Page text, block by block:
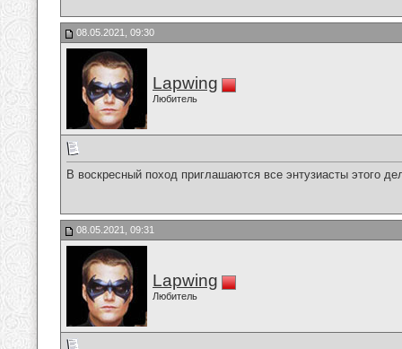
08.05.2021, 09:30
Lapwing
Любитель
В воскресный поход приглашаются все энтузиасты этого
08.05.2021, 09:31
Lapwing
Любитель